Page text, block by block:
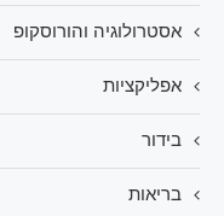
אסטרולוגיה והורוסקופ
אפליקציות
בידור
בריאות